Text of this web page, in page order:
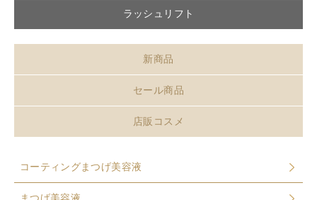
ラッシュリフト
新商品
セール商品
店販コスメ
コーティングまつげ美容液